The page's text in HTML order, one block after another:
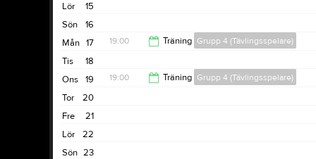
15
Lör
16
Sön
17
Mån 19:00 Träning Grupp 4 (Tävlingsspelare)
20:30
18
Tis
19
Ons 19:00 Träning Grupp 4 (Tävlingsspelare)
20
Tor
21
Fre
22
Lör
23
Sön